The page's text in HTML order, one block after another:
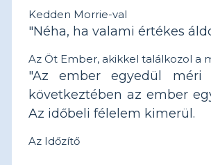
Kedden Morrie-val
"Néha, ha valami értékes
Az Öt Ember, akikkel találkozol a
"Az ember egyedül
következtében az ember
Az időbeli félelem kimerül.
Az Időzítő